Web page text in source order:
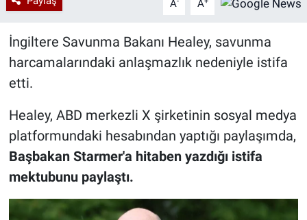
A A
İngiltere Savunma Bakanı Healey, savunma
harcamalarındaki anlaşmazlık nedeniyle istifa
etti.
Healey, ABD merkezli X şirketinin sosyal medya
platformundaki hesabından yaptığı paylaşımda,
Başbakan Starmer'a hitaben yazdığı istifa
mektubunu paylaştı.